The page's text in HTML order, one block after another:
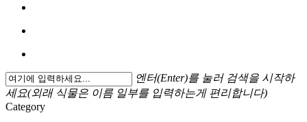
엔터(Enter)를 눌러 검색을 시작하
세요(외래 식물은 이름 일부를 입력하는게 편리합니다)
Category